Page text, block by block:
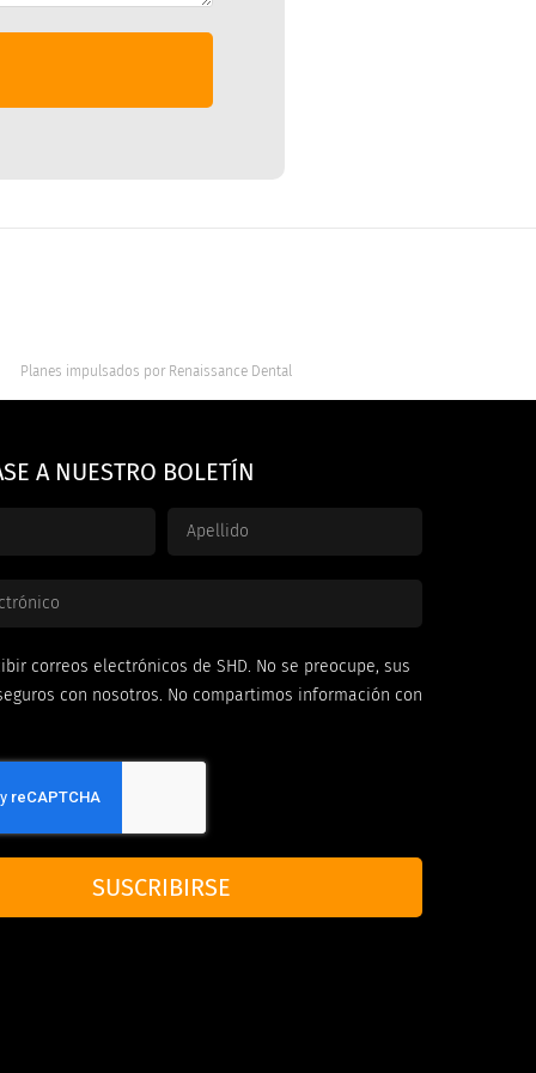
Planes impulsados por Renaissance Dental
A NUESTRO BOLETÍN
correos electrónicos de SHD. No se preocupe, sus
con nosotros. No compartimos información con
SUSCRIBIRSE